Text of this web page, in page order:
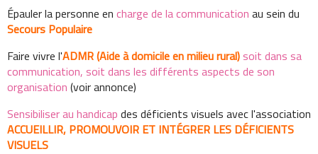
Épauler la personne en charge de la communication au sein du
Secours Populaire
Faire vivre l'ADMR (Aide à domicile en milieu rural)soit dans sa
communication, soit dans les différents aspects de son
organisation (voir annonce)
Sensibiliser au handicap des déficients visuels avec l'association
ACCUEILLIR, PROMOUVOIR ET INTÉGRER LES DÉFICIENTS
VISUELS